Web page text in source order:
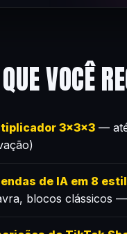
VOCÊ
3×3×3 —
de IA em 8
blocos clássicos